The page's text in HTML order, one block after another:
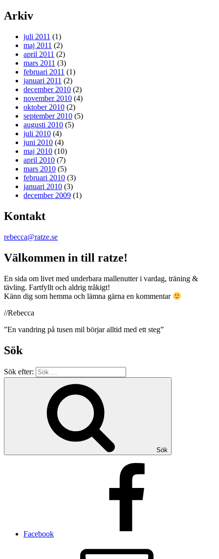
Arkiv
juli 2011 (1)
maj 2011 (2)
april 2011 (2)
mars 2011 (3)
februari 2011 (1)
januari 2011 (2)
december 2010 (2)
november 2010 (4)
oktober 2010 (2)
september 2010 (5)
augusti 2010 (5)
juli 2010 (4)
juni 2010 (4)
maj 2010 (10)
april 2010 (7)
mars 2010 (5)
februari 2010 (3)
januari 2010 (3)
december 2009 (1)
Kontakt
rebecca@ratze.se
Välkommen in till ratze!
En sida om livet med underbara mallenutter i vardag, träning &
tävling. Fartfyllt och aldrig tråkigt!
Känn dig som hemma och lämna gärna en kommentar
//Rebecca
”En vandring på tusen mil börjar alltid med ett steg”
Sök
Sök efter:
Sök
Facebook